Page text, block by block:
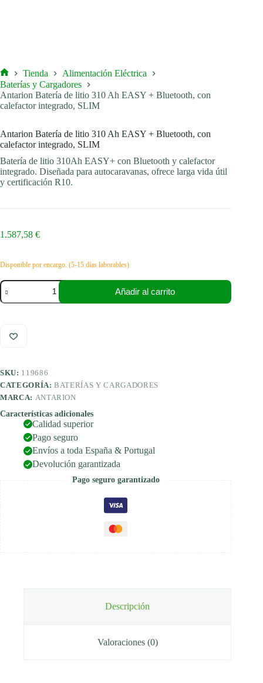
Inicio
Tienda
Alimentación Eléctrica
Baterías y Cargadores
Antarion Batería de litio 310 Ah EASY + Bluetooth, con
calefactor integrado, SLIM
Antarion Batería de litio 310 Ah EASY + Bluetooth, con
calefactor integrado, SLIM
Batería de litio 310Ah EASY+ con Bluetooth y calefactor
integrado. Diseñada para autocaravanas, ofrece larga vida útil
y certificación R10.
1.587,58 €
Disponible por encargo. (5-15 días laborables)
Antarion
Batería
de
310
Ah
EASY
con
calefactor
integrado,
cantidad
Añadir al carrito
SKU: 119686
CATEGORÍA:BATERÍAS Y CARGADORES
MARCA: ANTARION
Características adicionales
Calidad superior
Pago seguro
Envíos a toda España & Portugal
Devolución garantizada
Pago seguro garantizado
Descripción
Valoraciones (0)